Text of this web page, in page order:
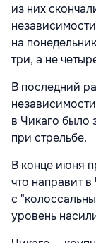
из них
на
три, а не
В последний
в Чикаго было
при стрельбе.
В конце июня
что направит
с
уровень